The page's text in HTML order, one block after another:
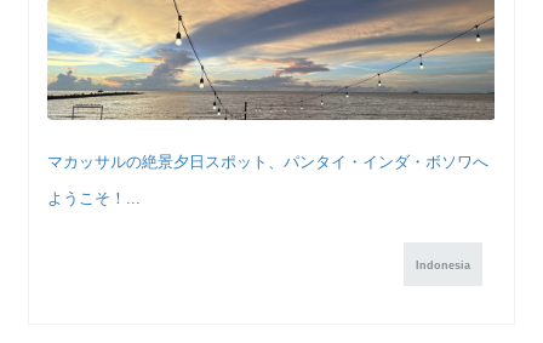
マカッサルの絶景夕日スポット、パンタイ・インダ・ボソワへ
ようこそ！...
Indonesia